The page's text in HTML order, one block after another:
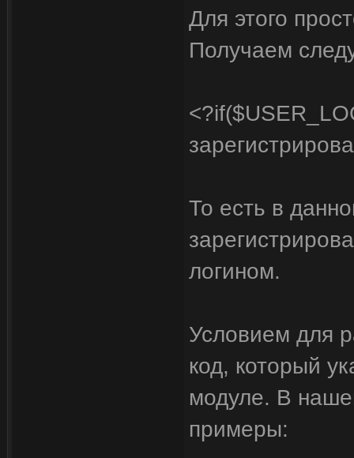
Для этого
Получаем
То есть в
логином.
Условием для
код, который
модуле. В
примеры: